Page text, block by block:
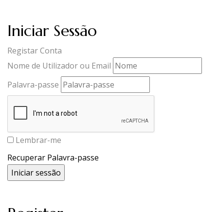
Iniciar Sessão
Registar Conta
Nome de Utilizador ou Email
Palavra-passe
Lembrar-me
Recuperar Palavra-passe